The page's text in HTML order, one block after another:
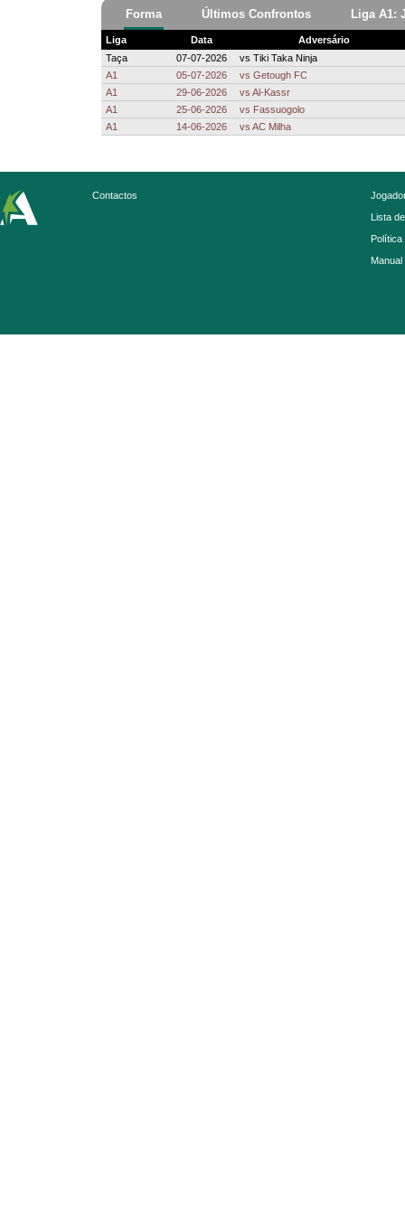
Forma Últimos Confrontos Liga A1:
Liga Data
Adversário
Taça
07-07-2026 vs Tiki Taka Ninja
A1
05-07-2026 vs Getough FC
A1
29-06-2026 vs Al-Kassr
A1
25-06-2026 vs Fassuogolo
A1
14-06-2026 vs AC Milha
Contactos
Lista
Política